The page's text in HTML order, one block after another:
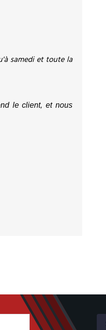
samedi et toute la
le client, et nous